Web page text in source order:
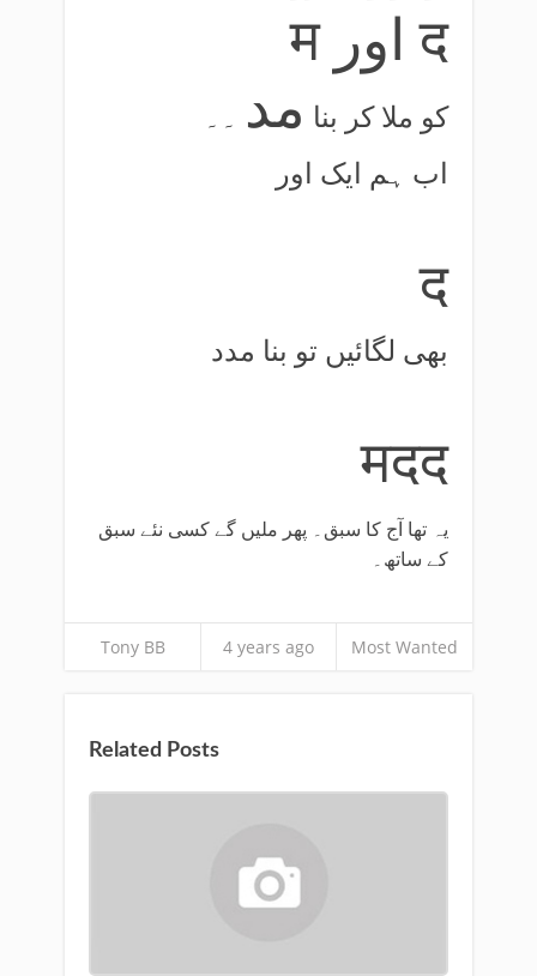
म اور द
کو ملا کر بنا مد ۔۔
اب ہم ایک اور
द
بھی لگائیں تو بنا مدد
मदद
یہ تھا آج کا سبق۔ پھر ملیں گے کسی نئے سبق
کے ساتھ۔
Tony BB 4 years ago Most Wanted
Related Posts